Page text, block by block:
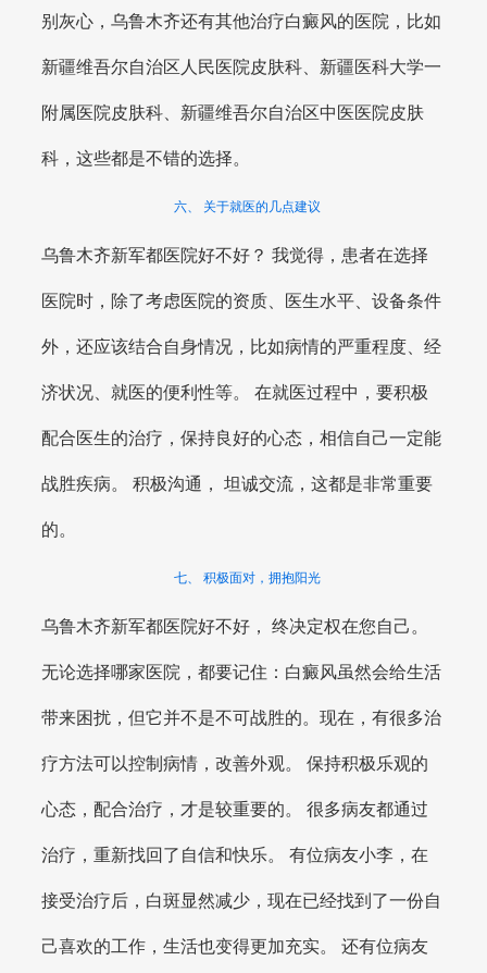
别灰心，乌鲁木齐还有其他治疗白癜风的医院，比如
新疆维吾尔自治区人民医院皮肤科、新疆医科大学一
附属医院皮肤科、新疆维吾尔自治区中医医院皮肤
科，这些都是不错的选择。
六、 关于就医的几点建议
乌鲁木齐新军都医院好不好？ 我觉得，患者在选择
医院时，除了考虑医院的资质、医生水平、设备条件
外，还应该结合自身情况，比如病情的严重程度、经
济状况、就医的便利性等。 在就医过程中，要积极
配合医生的治疗，保持良好的心态，相信自己一定能
战胜疾病。 积极沟通， 坦诚交流，这都是非常重要
的。
七、 积极面对，拥抱阳光
乌鲁木齐新军都医院好不好， 终决定权在您自己。
无论选择哪家医院，都要记住：白癜风虽然会给生活
带来困扰，但它并不是不可战胜的。现在，有很多治
疗方法可以控制病情，改善外观。 保持积极乐观的
心态，配合治疗，才是较重要的。 很多病友都通过
治疗，重新找回了自信和快乐。 有位病友小李，在
接受治疗后，白斑显然减少，现在已经找到了一份自
己喜欢的工作，生活也变得更加充实。 还有位病友